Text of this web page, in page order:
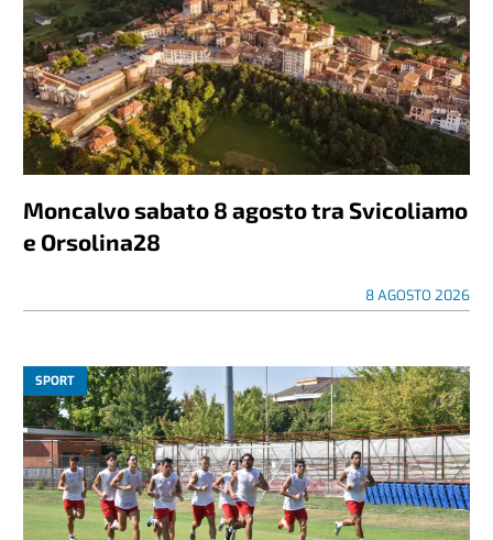
Moncalvo sabato 8 agosto tra Svicoliamo
e Orsolina28
8 AGOSTO 2026
SPORT